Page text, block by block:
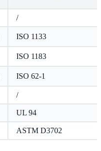
/
ISO 1133
ISO 1183
ISO 62-1
/
UL 94
ASTM D3702